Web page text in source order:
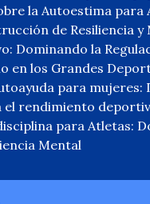
la Autoestima para
de Resiliencia y
Dominando la
en los Grandes
para mujeres:
el rendimiento
para Atletas:
Mental